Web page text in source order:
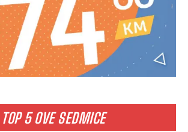
TOP 5 OVE SEDMICE